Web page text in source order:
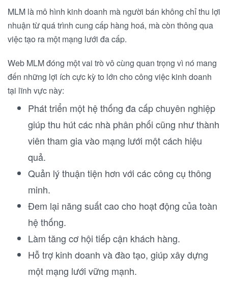
MLM là mô hình kinh doanh mà người bán không chỉ thu lợi
nhuận từ quá trình cung cấp hàng hoá, mà còn thông qua
việc tạo ra một mạng lưới đa cấp.
Web MLM đóng một vai trò vô cùng quan trọng vì nó mang
đến những lợi ích cực kỳ to lớn cho công việc kinh doanh
tại lĩnh vực này:
Phát triển một hệ thống đa cấp chuyên nghiệp
giúp thu hút các nhà phân phối cũng như thành
viên tham gia vào mạng lưới một cách hiệu
quả.
Quản lý thuận tiện hơn với các công cụ thông
minh.
Đem lại năng suất cao cho hoạt động của toàn
hệ thống.
Làm tăng cơ hội tiếp cận khách hàng.
Hỗ trợ kinh doanh và đào tạo, giúp xây dựng
một mạng lưới vững mạnh.